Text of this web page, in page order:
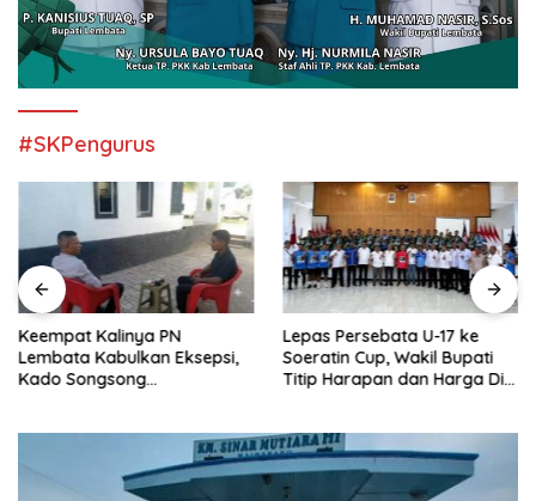
#SKPengurus
Keempat Kalinya PN
Lembata Kabulkan Eksepsi,
Kado Songsong
Lepas Persebata U-17 ke
Soeratin Cup, Wakil Bupati
Titip Harapan dan Harga Diri